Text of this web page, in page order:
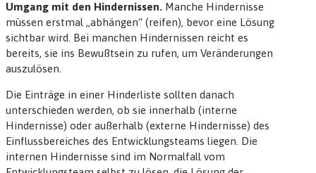
Umgang mit den Hindernissen. Manche Hindernisse
müssen erstmal „abhängen“ (reifen), bevor eine Lösung
sichtbar wird. Bei manchen Hindernissen reicht es
bereits, sie ins Bewußtsein zu rufen, um Veränderungen
auszulösen.
Die Einträge in einer Hinderliste sollten danach
unterschieden werden, ob sie innerhalb (interne
Hindernisse) oder außerhalb (externe Hindernisse) des
Einflussbereiches des Entwicklungsteams liegen. Die
internen Hindernisse sind im Normalfall vom